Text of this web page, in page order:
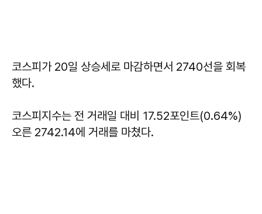
코스피가 20일 상승세로 마감하면서 2740선을 회복
했다.
코스피지수는 전 거래일 대비 17.52포인트(0.64%)
오른 2742.14에 거래를 마쳤다.